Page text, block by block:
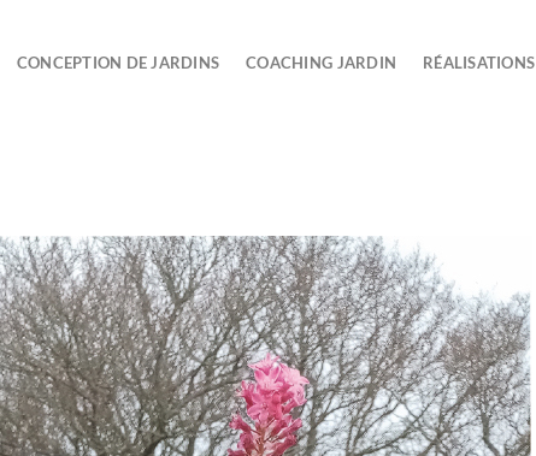
CONCEPTION DE JARDINS COACHING JARDIN RÉALISATIONS